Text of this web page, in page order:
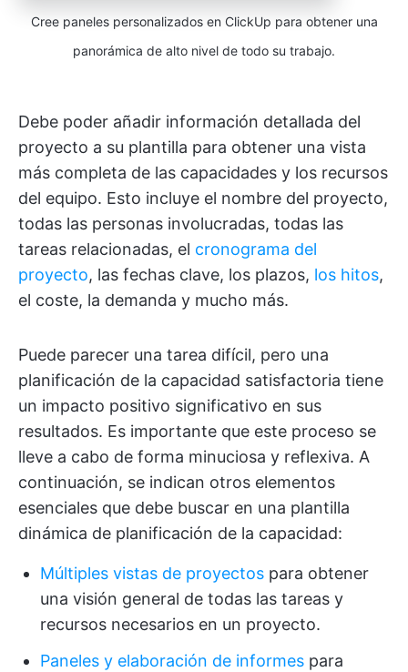
Cree paneles personalizados en ClickUp para obtener una
panorámica de alto nivel de todo su trabajo.
Debe poder añadir información detallada del
proyecto a su plantilla para obtener una vista
más completa de las capacidades y los recursos
del equipo. Esto incluye el nombre del proyecto,
todas las personas involucradas, todas las
tareas relacionadas, el cronograma del
proyecto, las fechas clave, los plazos, los hitos,
el coste, la demanda y mucho más.
Puede parecer una tarea difícil, pero una
planificación de la capacidad satisfactoria tiene
un impacto positivo significativo en sus
resultados. Es importante que este proceso se
lleve a cabo de forma minuciosa y reflexiva. A
continuación, se indican otros elementos
esenciales que debe buscar en una plantilla
dinámica de planificación de la capacidad:
Múltiples vistas de proyectos para obtener
una visión general de todas las tareas y
recursos necesarios en un proyecto.
Paneles y elaboración de informes para